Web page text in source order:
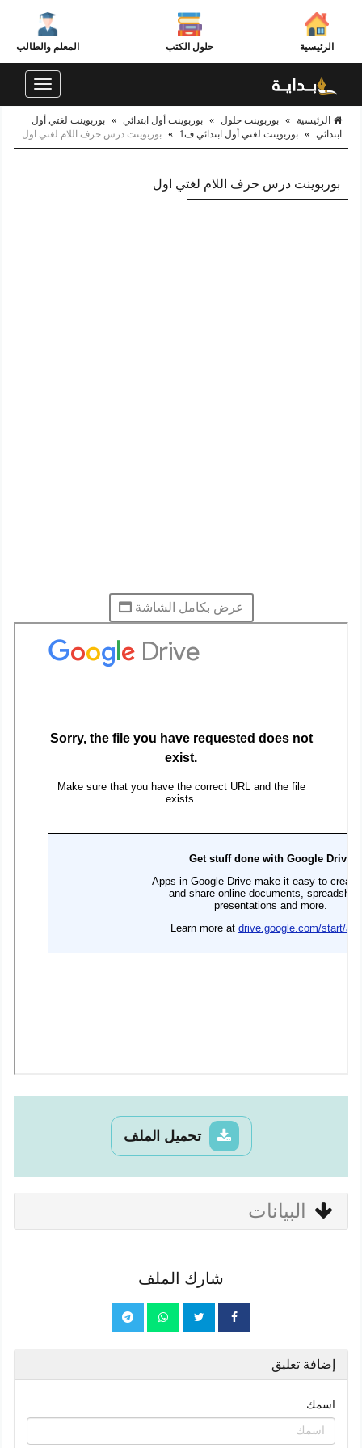
الرئيسية حلول الكتب المعلم والطالب
Toggle
الرئيسية » بوربوينت حلول » بوربوينت أول ابتدائي » بوربوينت لغتي أول
ابتدائي » بوربوينت لغتي أول ابتدائي ف1 » بوربوينت درس حرف اللام لغتي اول
بوربوينت درس حرف اللام لغتي اول
عرض بكامل الشاشة
تحميل الملف
البيانات
شارك الملف
إضافة تعليق
اسمك